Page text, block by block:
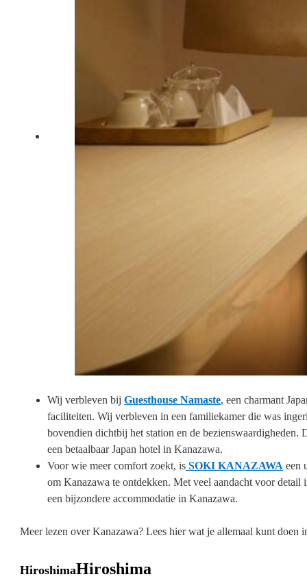
Wij verbleven bij Guesthouse Namaste, een charmant
faciliteiten. Wij verbleven in een familiekamer die was
bovendien dichtbij het station en de bezienswaardigheden.
een betaalbaar Japan hotel in Kanazawa.
Voor wie meer comfort zoekt, is SOKI KANAZAWA een
om Kanazawa te ontdekken. Met veel aandacht voor
een bijzondere accommodatie in Kanazawa.
Meer lezen over Kanazawa? Lees hier wat je allemaal kunt doen
HiroshimaHiroshima